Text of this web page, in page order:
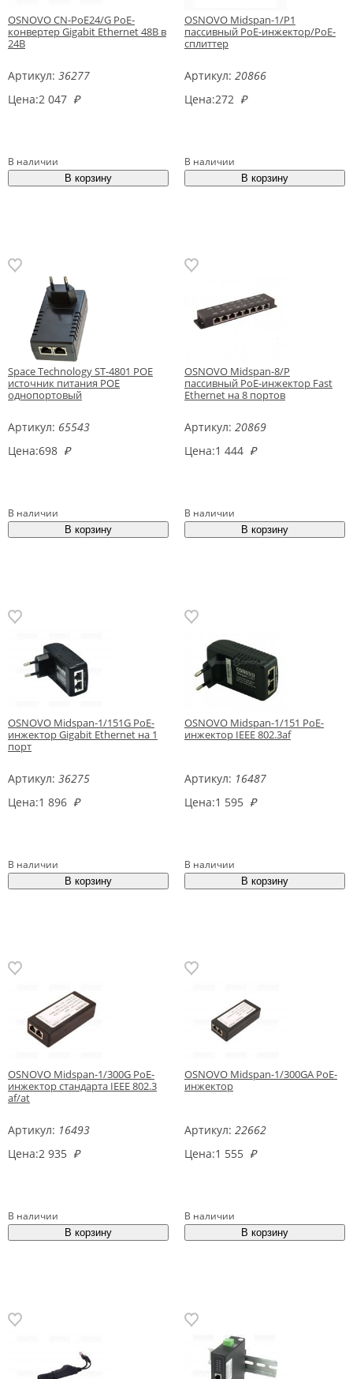
OSNOVO CN-PoE24/G PoE-
конвертер Gigabit Ethernet 48В в
24В
Артикул: 36277
Цена:2 047 ₽
В наличии
OSNOVO Midspan-1/P1
пассивный PoE-инжектор/PoE-
сплиттер
Артикул: 20866
Цена:272 ₽
В наличии
Space Technology ST-4801 POE
источник питания POE
однопортовый
Артикул: 65543
Цена:698 ₽
В наличии
OSNOVO Midspan-8/P
пассивный PoE-инжектор Fast
Ethernet на 8 портов
Артикул: 20869
Цена:1 444 ₽
В наличии
OSNOVO Midspan-1/151G PoE-
инжектор Gigabit Ethernet на 1
порт
Артикул: 36275
Цена:1 896 ₽
В наличии
OSNOVO Midspan-1/151 PoE-
инжектор IEEE 802.3af
Артикул: 16487
Цена:1 595 ₽
В наличии
OSNOVO Midspan-1/300G PoE-
инжектор стандарта IEEE 802.3
af/at
Артикул: 16493
Цена:2 935 ₽
В наличии
OSNOVO Midspan-1/300GA PoE-
инжектор
Артикул: 22662
Цена:1 555 ₽
В наличии